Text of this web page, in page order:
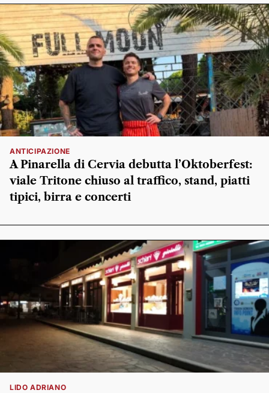
ANTICIPAZIONE
A Pinarella di Cervia debutta l’Oktoberfest:
viale Tritone chiuso al traffico, stand, piatti
tipici, birra e concerti
LIDO ADRIANO